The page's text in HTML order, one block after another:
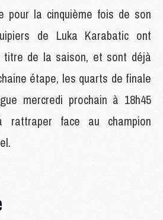
pour la cinquième fois de son
de Luka Karabatic ont
titre de la saison, et sont déjà
étape, les quarts de finale
mercredi prochain à 18h45
rattraper face au champion